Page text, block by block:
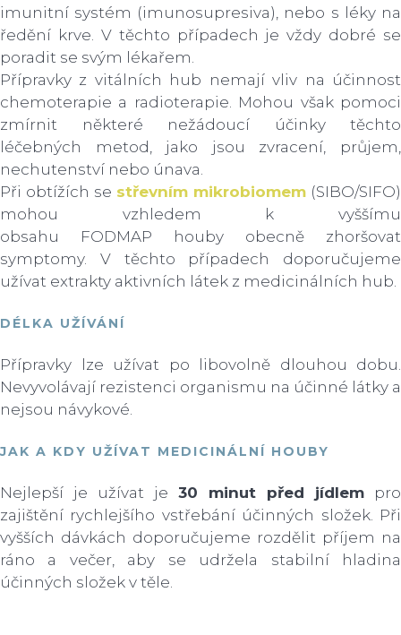
imunitní systém (imunosupresiva), nebo s léky na
ředění krve. V těchto případech je vždy dobré se
poradit se svým lékařem.
Přípravky z vitálních hub nemají vliv na účinnost
chemoterapie a radioterapie. Mohou však pomoci
zmírnit některé nežádoucí účinky těchto
léčebných metod, jako jsou zvracení, průjem,
nechutenství nebo únava.
Při obtížích se střevním mikrobiomem (SIBO/SIFO)
mohou vzhledem k vyššímu
obsahu FODMAP houby obecně zhoršovat
symptomy. V těchto případech doporučujeme
užívat extrakty aktivních látek z medicinálních hub.
DÉLKA UŽÍVÁNÍ
Přípravky lze užívat po libovolně dlouhou dobu.
Nevyvolávají rezistenci organismu na účinné látky a
nejsou návykové.
JAK A KDY UŽÍVAT MEDICINÁLNÍ HOUBY
Nejlepší je užívat je 30 minut před jídlem pro
zajištění rychlejšího vstřebání účinných složek. Při
vyšších dávkách doporučujeme rozdělit příjem na
ráno a večer, aby se udržela stabilní hladina
účinných složek v těle.